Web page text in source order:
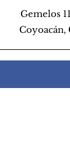
Gemelos